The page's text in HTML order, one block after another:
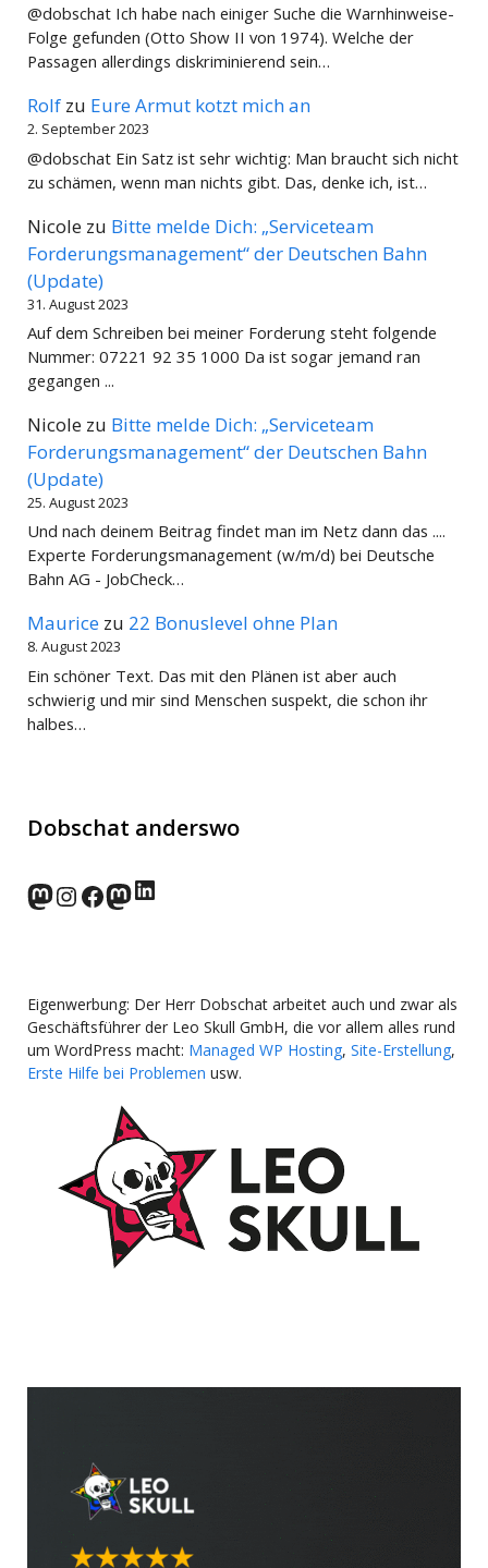
@dobschat Ich habe nach einiger Suche die Warnhinweise-
Folge gefunden (Otto Show II von 1974). Welche der
Passagen allerdings diskriminierend sein…
Rolf zu Eure Armut kotzt mich an
2. September 2023
@dobschat Ein Satz ist sehr wichtig: Man braucht sich nicht
zu schämen, wenn man nichts gibt. Das, denke ich, ist…
Nicole zu Bitte melde Dich: „Serviceteam
Forderungsmanagement“ der Deutschen Bahn
(Update)
31. August 2023
Auf dem Schreiben bei meiner Forderung steht folgende
Nummer: 07221 92 35 1000 Da ist sogar jemand ran
gegangen ...
Nicole zu Bitte melde Dich: „Serviceteam
Forderungsmanagement“ der Deutschen Bahn
(Update)
25. August 2023
Und nach deinem Beitrag findet man im Netz dann das ....
Experte Forderungsmanagement (w/m/d) bei Deutsche
Bahn AG - JobCheck…
Maurice zu 22 Bonuslevel ohne Plan
8. August 2023
Ein schöner Text. Das mit den Plänen ist aber auch
schwierig und mir sind Menschen suspekt, die schon ihr
halbes…
Dobschat anderswo
norden.social
Instagram
Facebook
wp-punks.social
LinkedIn
Eigenwerbung: Der Herr Dobschat arbeitet auch und zwar als
Geschäftsführer der Leo Skull GmbH, die vor allem alles rund
um WordPress macht: Managed WP Hosting, Site-Erstellung,
Erste Hilfe bei Problemen usw.